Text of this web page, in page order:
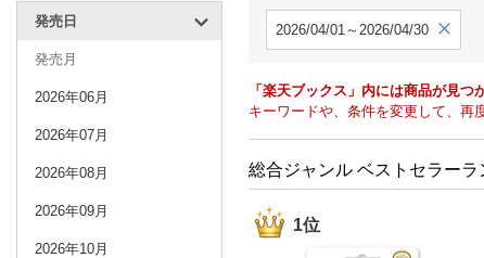
発売日
発売月
2026年06月
2026年07月
2026年08月
2026年09月
2026年10月
2026/04/01～2026/04/30
「楽天ブックス」内には商品が見つ
キーワードや、条件を変更して、再
総合ジャンル ベストセラー
1位